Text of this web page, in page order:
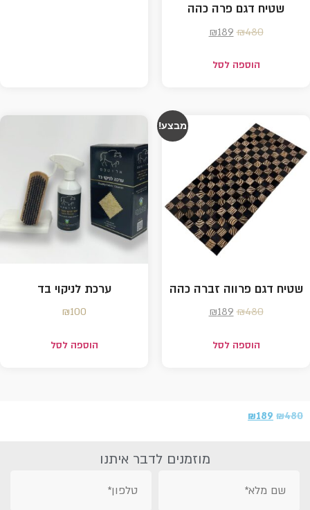
שטיח דגם פרה כהה
₪480
₪189
הוספה לסל
מבצע!
שטיח דגם פרווה זברה כהה
₪480
₪189
הוספה לסל
ערכת לניקוי בד
₪100
הוספה לסל
₪480
₪189
מוזמנים לדבר איתנו